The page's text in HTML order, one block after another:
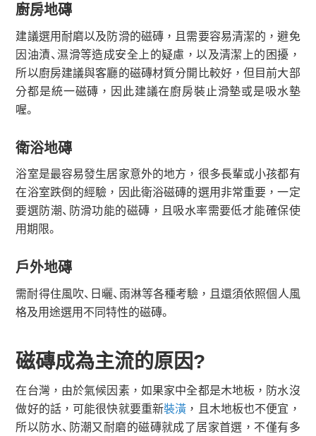
廚房地磚
建議選用耐磨以及防滑的磁磚，且需要容易清潔的，避免
因油漬、濕滑等造成安全上的疑慮，以及清潔上的困擾，
所以廚房建議與客廳的磁磚材質分開比較好，但目前大部
分都是統一磁磚，因此建議在廚房裝止滑墊或是吸水墊
喔。
衛浴地磚
浴室是最容易發生居家意外的地方，很多長輩或小孩都有
在浴室跌倒的經驗，因此衛浴磁磚的選用非常重要，一定
要選防潮、防滑功能的磁磚，且吸水率需要低才能確保使
用期限。
戶外地磚
需耐得住風吹、日曬、雨淋等各種考驗，且還須依照個人風
格及用途選用不同特性的磁磚。
磁磚成為主流的原因?
在台灣，由於氣候因素，如果家中全都是木地板，防水沒
做好的話，可能很快就要重新裝潢 ，且木地板也不便宜，
所以防水、防潮又耐磨的磁磚就成了居家首選，不僅有多